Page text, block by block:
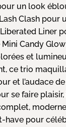
un look
Clash pour
Liner
Candy
et
ce trio
et l’audace de
se faire
have pour